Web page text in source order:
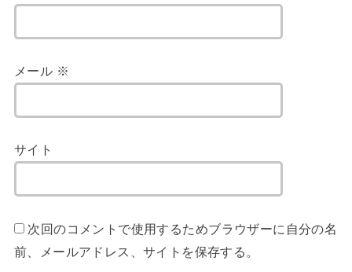
メール ※
サイト
次回のコメントで使用するためブラウザーに自分の名
前、メールアドレス、サイトを保存する。